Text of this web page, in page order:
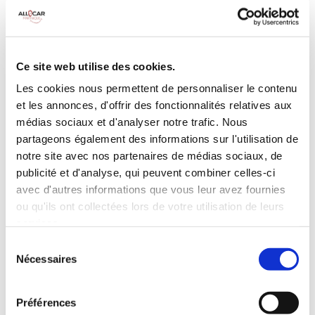
Ce site web utilise des cookies.
Les cookies nous permettent de personnaliser le contenu
et les annonces, d'offrir des fonctionnalités relatives aux
médias sociaux et d'analyser notre trafic. Nous
partageons également des informations sur l'utilisation de
notre site avec nos partenaires de médias sociaux, de
publicité et d'analyse, qui peuvent combiner celles-ci
avec d'autres informations que vous leur avez fournies
ou qu'ils ont collectées lors de votre utilisation de leurs
Nécessaires
Préférences
100 CV
INCLUS À LA LOCATION
Killométrage illimité
Assurance tous risques (hors franchise)
Carburant : plein à rendre plein
CONDITIONS DE LOCATION
Age minimum :20 ans
ASSURANCE